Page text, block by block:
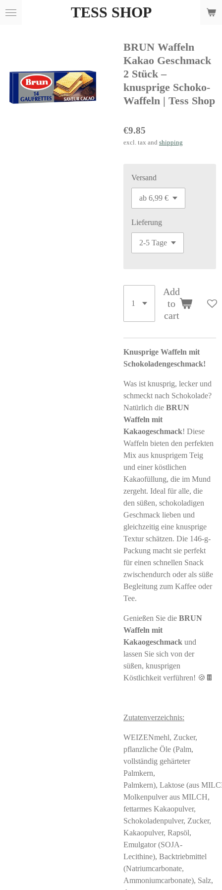
Skip
TESS SHOP
BRUN Waffeln
Kakao Geschmack
2 Stück –
knusprige Schoko-
Waffeln | Tess Shop
€9.85
excl. tax and shipping
Versand
Lieferung
Add
to
cart
Knusprige Waffeln mit
Schokoladengeschmack!
Was ist knusprig, lecker und
schmeckt nach Schokolade?
Natürlich die BRUN
Waffeln mit
Kakaogeschmack! Diese
Waffeln bieten den perfekten
Mix aus knusprigem Teig
und einer köstlichen
Kakaofüllung, die im Mund
zergeht. Ideal für alle, die
den süßen, schokoladigen
Geschmack lieben und
gleichzeitig eine knusprige
Textur schätzen. Die 146-g-
Packung macht sie perfekt
für einen schnellen Snack
zwischendurch oder als süße
Begleitung zum Kaffee oder
Tee.
Genießen Sie die BRUN
Waffeln mit
Kakaogeschmack und
lassen Sie sich von der
süßen, knusprigen
Köstlichkeit verführen! 🍪🍫
Zutatenverzeichnis:
WEIZENmehl, Zucker,
pflanzliche Öle (Palm,
vollständig gehärteter
Palmkern,
Palmkern), Laktose (aus
Molkenpulver aus MILCH,
fettarmes Kakaopulver,
Schokoladenpulver, Zucker,
Kakaopulver, Rapsöl,
Emulgator (SOJA-
Lecithine), Backtriebmittel
(Natriumcarbonate,
Ammoniumcarbonate), Salz,